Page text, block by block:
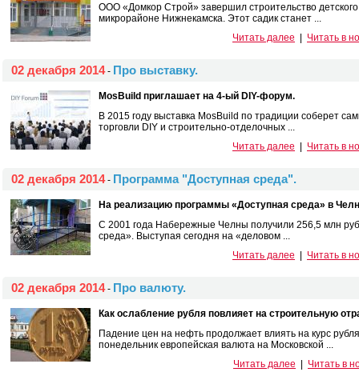
ООО «Домкор Строй» завершил строительство
микрорайоне Нижнекамска. Этот садик станет ...
Читать далее
Читать в
02 декабря 2014- Про выставку.
MosBuild приглашает на 4-ый DIY-форум.
В 2015 году выставка MosBuild по традиции соберет
торговли DIY и строительно-отделочных ...
Читать далее
Читать в
02 декабря 2014- Программа "Доступная среда".
На реализацию программы «Доступная среда» в
С 2001 года Набережные Челны получили 256,5 млн
среда». Выступая сегодня на «деловом ...
Читать далее
Читать в
02 декабря 2014- Про валюту.
Как ослабление рубля повлияет на строительную
Падение цен на нефть продолжает влиять на курс
понедельник европейская валюта на Московской ...
Читать далее
Читать в